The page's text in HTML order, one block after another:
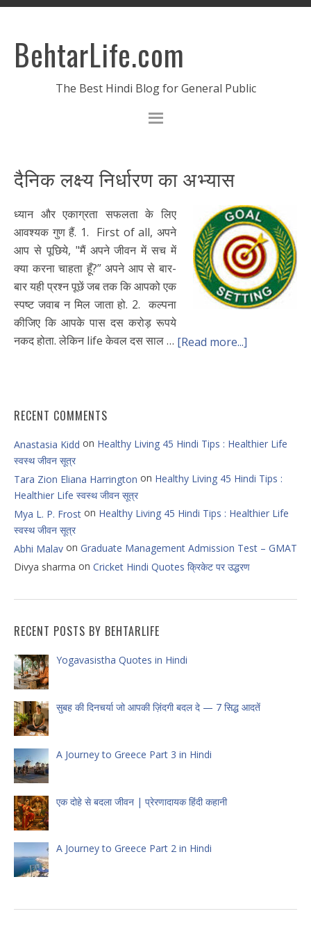
BehtarLife.com
The Best Hindi Blog for General Public
दैनिक लक्ष्य निर्धारण का अभ्यास
ध्यान और एकाग्रता सफलता के लिए
आवश्यक गुण हैं. 1. First of all, अपने
आप से पूछिये, "मैं अपने जीवन में सच में
क्या करना चाहता हूँ?” अपने आप से बार-
बार यही प्रश्न पूछें जब तक कि आपको एक
स्पष्ट जवाब न मिल जाता हो. 2. कल्पना
कीजिए कि आपके पास दस करोड़ रूपये
नकद होता. लेकिन life केवल दस साल … [Read more...]
RECENT COMMENTS
Anastasia Kidd on Healthy Living 45 Hindi Tips : Healthier Life
स्वस्थ जीवन सूत्र
Tara Zion Eliana Harrington on Healthy Living 45 Hindi Tips :
Healthier Life स्वस्थ जीवन सूत्र
Mya L. P. Frost on Healthy Living 45 Hindi Tips : Healthier Life
स्वस्थ जीवन सूत्र
Abhi Malav on Graduate Management Admission Test – GMAT
Divya sharma on Cricket Hindi Quotes क्रिकेट पर उद्धरण
RECENT POSTS BY BEHTARLIFE
Yogavasistha Quotes in Hindi
सुबह की दिनचर्या जो आपकी ज़िंदगी बदल दे — 7 सिद्ध आदतें
A Journey to Greece Part 3 in Hindi
एक दोहे से बदला जीवन | प्रेरणादायक हिंदी कहानी
A Journey to Greece Part 2 in Hindi